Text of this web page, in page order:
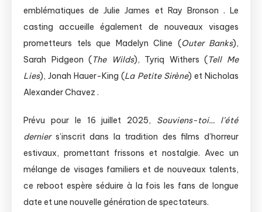
emblématiques de Julie James et Ray Bronson . Le
casting accueille également de nouveaux visages
prometteurs tels que Madelyn Cline (Outer Banks),
Sarah Pidgeon (The Wilds), Tyriq Withers (Tell Me
Lies), Jonah Hauer-King (La Petite Sirène) et Nicholas
Alexander Chavez .
Prévu pour le 16 juillet 2025, Souviens-toi… l’été
derniers’inscrit dans la tradition des films d’horreur
estivaux, promettant frissons et nostalgie. Avec un
mélange de visages familiers et de nouveaux talents,
ce reboot espère séduire à la fois les fans de longue
date et une nouvelle génération de spectateurs.